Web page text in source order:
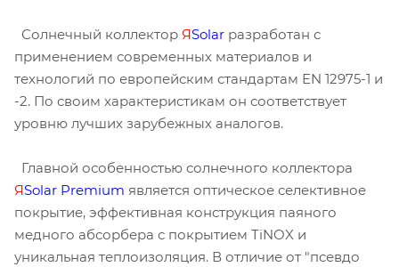
Солнечный коллектор ЯSolar разработан с
применением современных материалов и
технологий по европейским стандартам EN 12975-1 и
-2. По своим характеристикам он соответствует
уровню лучших зарубежных аналогов.
Главной особенностью солнечного коллектора
ЯSolar Premium является оптическое селективное
покрытие, эффективная конструкция паяного
медного абсорбера с покрытием TiNOX и
уникальная теплоизоляция. В отличие от "псевдо